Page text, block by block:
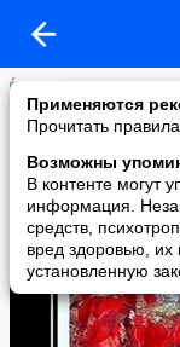
Применяются
Прочитать
Возможны
В контенте могут
информация.
средств,
вред здоровью,
установленную
СВЕТЛАНА
added a photo
24 Sep в 14:19